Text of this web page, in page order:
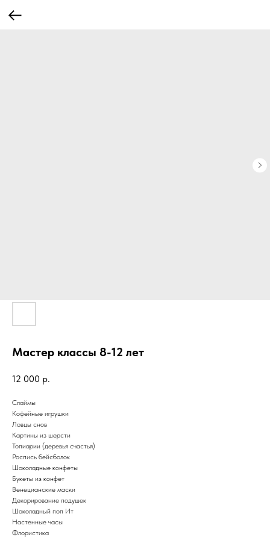
Мастер классы 8-12 лет
12 000 р.
Слаймы
Кофейные игрушки
Ловцы снов
Картины из шерсти
Топиарии (деревья счастья)
Роспись бейсболок
Шоколадные конфеты
Букеты из конфет
Венецианские маски
Декорирование подушек
Шоколадный поп Ит
Настенные часы
Флористика